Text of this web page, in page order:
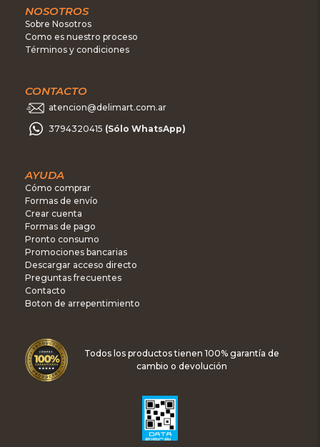
NOSOTROS
Sobre Nosotros
Como es nuestro proceso
Términos y condiciones
CONTACTO
atencion@delimart.com.ar
3794320415 (Sólo WhatsApp)
AYUDA
Cómo comprar
Formas de envío
Crear cuenta
Formas de pago
Pronto consumo
Promociones bancarias
Descargar acceso directo
Preguntas frecuentes
Contacto
Boton de arrepentimiento
Todos los productos tienen 100% garantía de
cambio o devolución